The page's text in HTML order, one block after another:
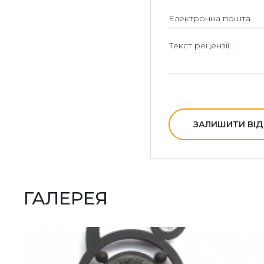
ЗАЛИШИТИ
ГАЛЕРЕЯ